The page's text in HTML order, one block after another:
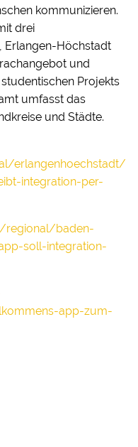
kommunizieren.
drei
Erlangen-Höchstadt
und
Projekts
umfasst das
und Städte.
erlangenhoechstadt/
integration-per-
regional/baden-
soll-integration-
app-zum-